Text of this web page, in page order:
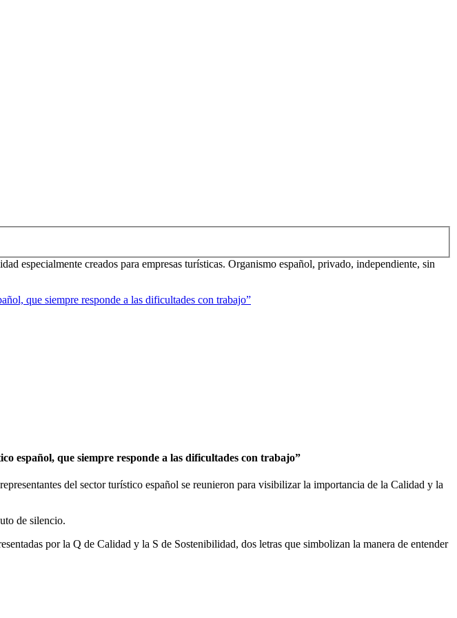
especialmente creados para empresas turísticas. Organismo español, privado, independiente, sin
que siempre responde a las dificultades con trabajo”
español, que siempre responde a las dificultades con trabajo”
del sector turístico español se reunieron para visibilizar la importancia de la Calidad y la
de silencio.
por la Q de Calidad y la S de Sostenibilidad, dos letras que simbolizan la manera de entender